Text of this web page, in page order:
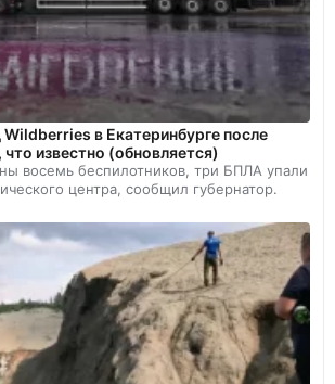
Wildberries в Екатеринбурге после
известно (обновляется)
восемь беспилотников, три БПЛА упали
центра, сообщил губернатор.